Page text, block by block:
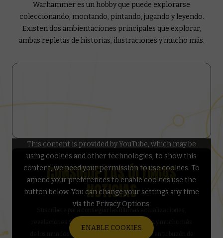
Warhammer es un hobby que puede explorarse
coleccionando, montando, pintando, jugando y leyendo.
Existen dos ambientaciones principales que explorar,
ambas repletas de historias, ilustraciones y mucho más.
This content is provided by YouTube, which may be
using cookies and other technologies, to show this
content, we need your permission to use cookies. To
amend your preferences to enable cookies use the
button below. You can change your settings any time
via the Privacy Options.
ENABLE COOKIES
CONSIGUE LAS ÚLTIMAS
NOTICIAS
revelaciones de miniaturas, trucos de pintura y mucho más
de los mundos de Warhammer, directamente en tu buzón de